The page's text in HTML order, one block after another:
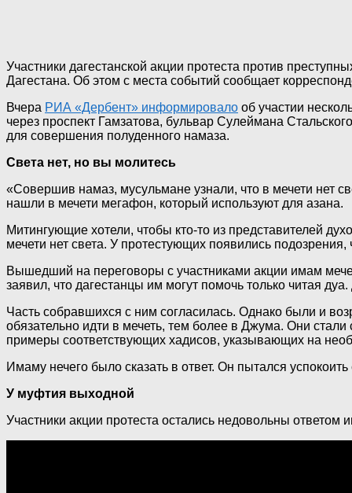
Участники дагестанской акции протеста против
Дагестана. Об этом с места событий сообщает
Вчера РИА «Дербент» информировало об участии
через проспект Гамзатова, бульвар Сулеймана
для совершения полуденного намаза.
Света нет, но вы молитесь
«Совершив намаз, мусульмане узнали, что в мечети нет
нашли в мечети мегафон, который используют для азана.
Митингующие хотели, чтобы кто-то из представителей
мечети нет света. У протестующих появились
Вышедший на переговоры с участниками акции имам
заявил, что дагестанцы им могут помочь только читая
Часть собравшихся с ним согласилась. Однако были и
обязательно идти в мечеть, тем более в Джума. Они
примеры соответствующих хадисов, указывающих на
Имаму нечего было сказать в ответ. Он пытался
У муфтия выходной
Участники акции протеста остались недовольны